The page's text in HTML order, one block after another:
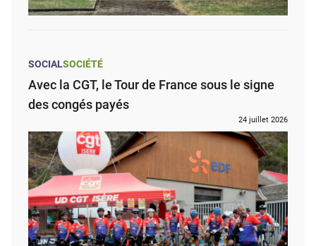
SOCIALSOCIÉTÉ
Avec la CGT, le Tour de France sous le signe
des congés payés
24 juillet 2026